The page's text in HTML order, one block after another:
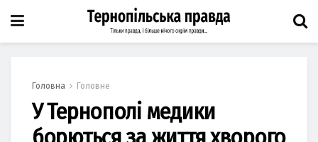
Головна Головне
У Тернополі медики